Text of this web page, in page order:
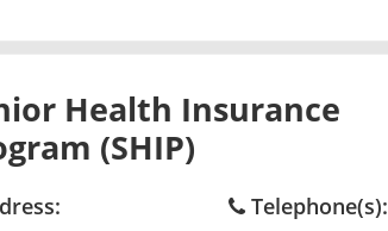
Health Insurance
(SHIP)
Telephone(s):